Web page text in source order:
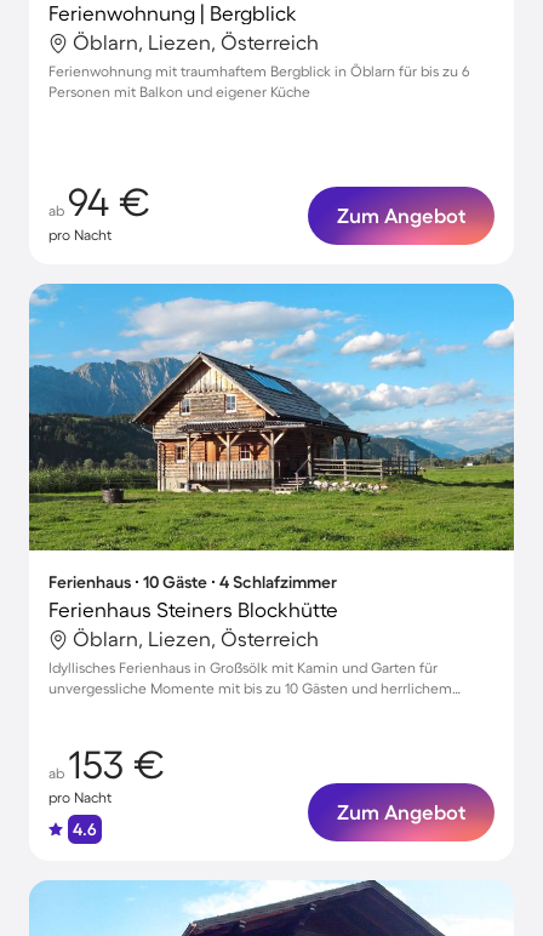
Ferienwohnung | Bergblick
Öblarn, Liezen, Österreich
Ferienwohnung mit traumhaftem Bergblick in Öblarn für bis zu 6
Personen mit Balkon und eigener Küche
ab 94 €
pro Nacht
Zum Angebot
Ferienhaus ∙ 10 Gäste ∙ 4 Schlafzimmer
Ferienhaus Steiners Blockhütte
Öblarn, Liezen, Österreich
Idyllisches Ferienhaus in Großsölk mit Kamin und Garten für
unvergessliche Momente mit bis zu 10 Gästen und herrlichem
ab 153 €
pro Nacht
4.6
Zum Angebot